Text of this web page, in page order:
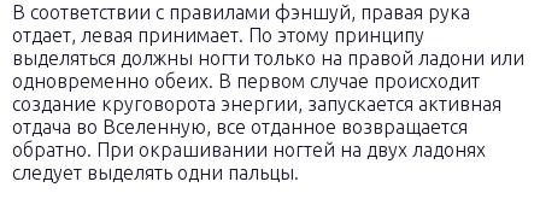
В соответствии с правилами фэншуй, правая рука
отдает, левая принимает. По этому принципу
выделяться должны ногти только на правой ладони или
одновременно обеих. В первом случае происходит
создание круговорота энергии, запускается активная
отдача во Вселенную, все отданное возвращается
обратно. При окрашивании ногтей на двух ладонях
следует выделять одни пальцы.